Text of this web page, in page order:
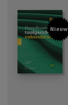
Nieuw